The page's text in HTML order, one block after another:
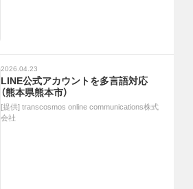
2026.04.23
LINE公式アカウントを多言語対応
（熊本県熊本市）
[提供] transcosmos online communications株式
会社